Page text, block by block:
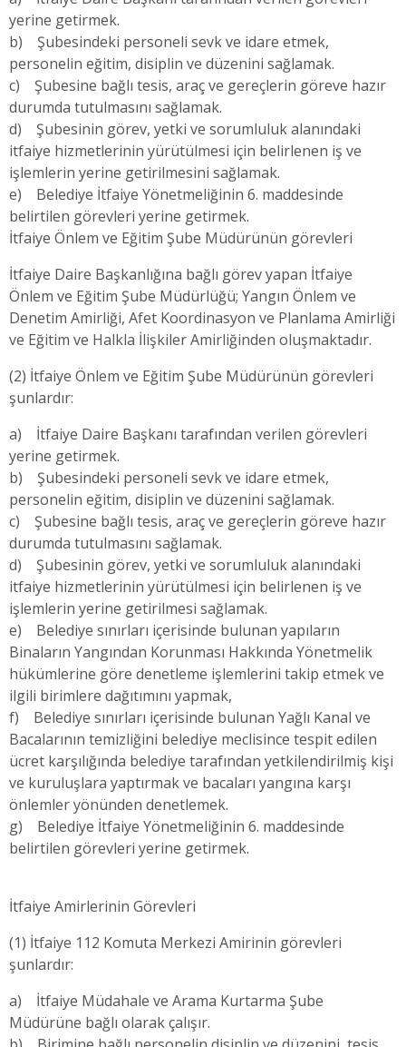
yerine getirmek.
b) Şubesindeki personeli sevk ve idare etmek,
personelin eğitim, disiplin ve düzenini sağlamak.
c) Şubesine bağlı tesis, araç ve gereçlerin göreve hazır
durumda tutulmasını sağlamak.
d) Şubesinin görev, yetki ve sorumluluk alanındaki
itfaiye hizmetlerinin yürütülmesi için belirlenen iş ve
işlemlerin yerine getirilmesini sağlamak.
e) Belediye İtfaiye Yönetmeliğinin 6. maddesinde
belirtilen görevleri yerine getirmek.
İtfaiye Önlem ve Eğitim Şube Müdürünün görevleri
İtfaiye Daire Başkanlığına bağlı görev yapan İtfaiye
Önlem ve Eğitim Şube Müdürlüğü; Yangın Önlem ve
Denetim Amirliği, Afet Koordinasyon ve Planlama Amirliği
ve Eğitim ve Halkla İlişkiler Amirliğinden oluşmaktadır.
(2) İtfaiye Önlem ve Eğitim Şube Müdürünün görevleri
şunlardır:
a) İtfaiye Daire Başkanı tarafından verilen görevleri
yerine getirmek.
b) Şubesindeki personeli sevk ve idare etmek,
personelin eğitim, disiplin ve düzenini sağlamak.
c) Şubesine bağlı tesis, araç ve gereçlerin göreve hazır
durumda tutulmasını sağlamak.
d) Şubesinin görev, yetki ve sorumluluk alanındaki
itfaiye hizmetlerinin yürütülmesi için belirlenen iş ve
işlemlerin yerine getirilmesi sağlamak.
e) Belediye sınırları içerisinde bulunan yapıların
Binaların Yangından Korunması Hakkında Yönetmelik
hükümlerine göre denetleme işlemlerini takip etmek ve
ilgili birimlere dağıtımını yapmak,
f) Belediye sınırları içerisinde bulunan Yağlı Kanal ve
Bacalarının temizliğini belediye meclisince tespit edilen
ücret karşılığında belediye tarafından yetkilendirilmiş kişi
ve kuruluşlara yaptırmak ve bacaları yangına karşı
önlemler yönünden denetlemek.
g) Belediye İtfaiye Yönetmeliğinin 6. maddesinde
belirtilen görevleri yerine getirmek.
İtfaiye Amirlerinin Görevleri
(1) İtfaiye 112 Komuta Merkezi Amirinin görevleri
şunlardır:
a) İtfaiye Müdahale ve Arama Kurtarma Şube
Müdürüne bağlı olarak çalışır.